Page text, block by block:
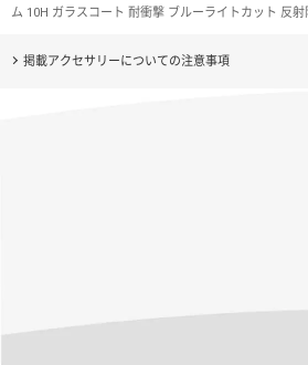
ム 10H ガラスコート 耐衝撃 ブルーライトカット 反射
掲載アクセサリーについての注意事項